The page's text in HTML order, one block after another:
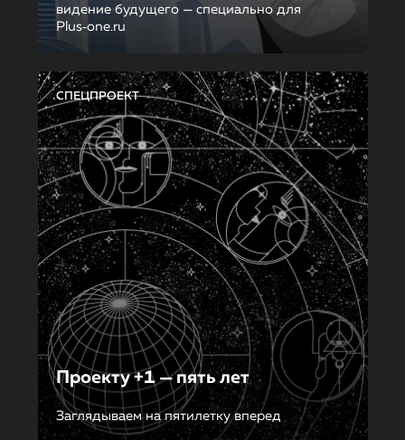
видение будущего — специально для
Plus‑one.ru
СПЕЦПРОЕКТ
Проекту +1 — пять лет
Заглядываем на пятилетку вперед